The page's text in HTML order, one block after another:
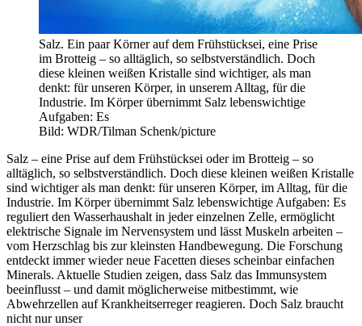
Salz. Ein paar Körner auf dem Frühstücksei, eine Prise
im Brotteig – so alltäglich, so selbstverständlich. Doch
diese kleinen weißen Kristalle sind wichtiger, als man
denkt: für unseren Körper, in unserem Alltag, für die
Industrie. Im Körper übernimmt Salz lebenswichtige
Aufgaben: Es
Bild: WDR/Tilman Schenk/picture
Salz – eine Prise auf dem Frühstücksei oder im Brotteig – so
alltäglich, so selbstverständlich. Doch diese kleinen weißen Kristalle
sind wichtiger als man denkt: für unseren Körper, im Alltag, für die
Industrie. Im Körper übernimmt Salz lebenswichtige Aufgaben: Es
reguliert den Wasserhaushalt in jeder einzelnen Zelle, ermöglicht
elektrische Signale im Nervensystem und lässt Muskeln arbeiten –
vom Herzschlag bis zur kleinsten Handbewegung. Die Forschung
entdeckt immer wieder neue Facetten dieses scheinbar einfachen
Minerals. Aktuelle Studien zeigen, dass Salz das Immunsystem
beeinflusst – und damit möglicherweise mitbestimmt, wie
Abwehrzellen auf Krankheitserreger reagieren. Doch Salz braucht
nicht nur unser